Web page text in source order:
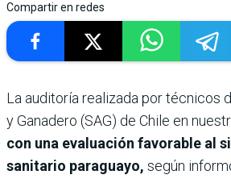
Compartir en redes
La auditoría realizada por técnicos
y Ganadero (SAG) de Chile en
con una evaluación favorable al
sanitario paraguayo, según